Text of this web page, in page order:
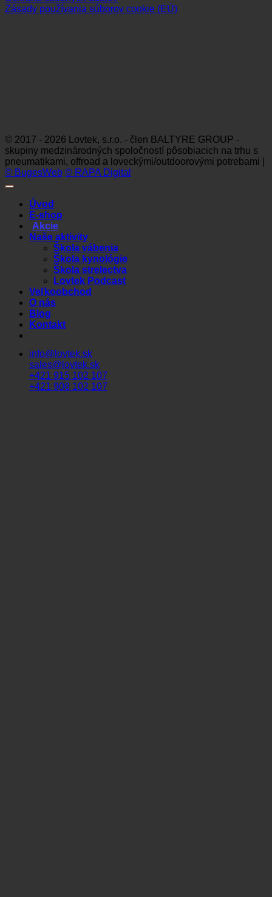
Zásady používania súborov cookie (EÚ)
© 2017 - 2026 Lovtek, s.r.o. - člen BALTYRE GROUP -
skupiny medzinárodných spoločností pôsobiacich na trhu s
pneumatikami, offroad a loveckými/outdoorovými potrebami |
© BugesWeb © RAPA Digital
Úvod
E-shop
Akcie
Naše aktivity
Škola vábenia
Škola kynológie
Škola strelectva
Lovtek Podcast
Veľkoobchod
O nás
Blog
Kontakt
info@lovtek.sk
sales@lovtek.sk
+421 915 102 107
+421 908 102 107